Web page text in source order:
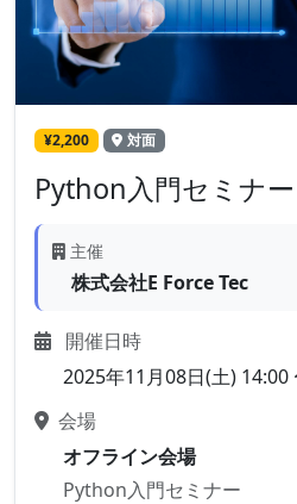
¥2,200 対面
Python入門セミナー
主催
株式会社E Force Tec
開催日時
2025年11月08日(土) 14:00
会場
オフライン会場
Python入門セミナー